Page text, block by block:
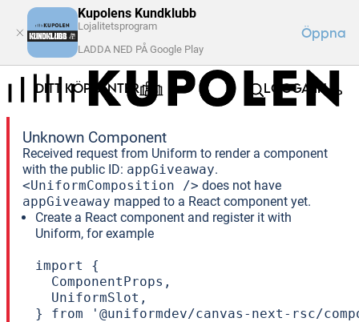
Kupolens Kundklubb
Lojalitetsprogram
LADDA NED PÅ Google Play
Öppna
DITT KÖPCENTER LOGGA IN
Unknown Component
Received request from Uniform to render a component
with the public ID: appGiveaway.
<UniformComposition /> does not have
appGiveaway mapped to a React component yet.
Create a React component and register it with
Uniform, for example
import {
  ComponentProps,
  UniformSlot,
} from '@uniformdev/canvas-next-rsc/